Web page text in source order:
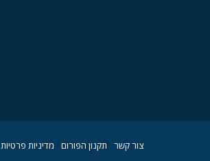
צור קשר תקנון הפורום מדיניות פרטיות